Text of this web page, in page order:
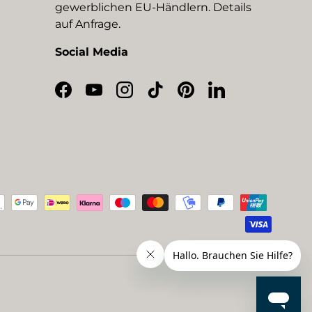
gewerblichen EU-Händlern. Details
auf Anfrage.
Social Media
Facebook
YouTubeInstagram
TikTokPinterestLinkedIn